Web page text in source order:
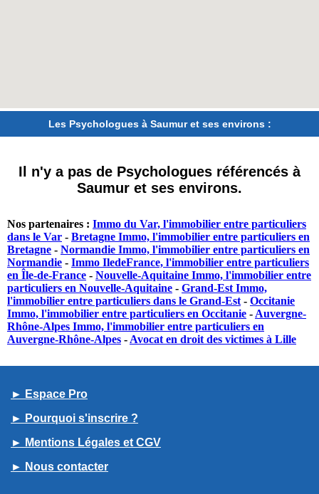
Les Psychologues à Saumur et ses environs :
Il n'y a pas de Psychologues référencés à
Saumur et ses environs.
Nos partenaires : Immo du Var, l'immobilier entre particuliers
dans le Var - Bretagne Immo, l'immobilier entre particuliers en
Bretagne - Normandie Immo, l'immobilier entre particuliers en
Normandie - Immo IledeFrance, l'immobilier entre particuliers
en Île-de-France - Nouvelle-Aquitaine Immo, l'immobilier entre
particuliers en Nouvelle-Aquitaine - Grand-Est Immo,
l'immobilier entre particuliers dans le Grand-Est - Occitanie
Immo, l'immobilier entre particuliers en Occitanie - Auvergne-
Rhône-Alpes Immo, l'immobilier entre particuliers en
Auvergne-Rhône-Alpes - Avocat en droit des victimes à Lille
► Espace Pro
► Pourquoi s'inscrire ?
► Mentions Légales et CGV
► Nous contacter